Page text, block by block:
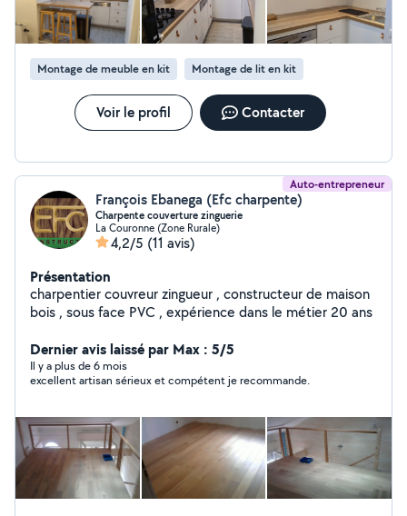
Montage de meuble en kit Montage de lit en kit
Voir le profil Contacter
Auto-entrepreneur
François Ebanega (Efc charpente)
Charpente couverture zinguerie
La Couronne (Zone Rurale)
4,2/5 (11 avis)
Présentation
charpentier couvreur zingueur , constructeur de maison
bois , sous face PVC , expérience dans le métier 20 ans
Dernier avis laissé par Max : 5/5
Il y a plus de 6 mois
excellent artisan sérieux et compétent je recommande.